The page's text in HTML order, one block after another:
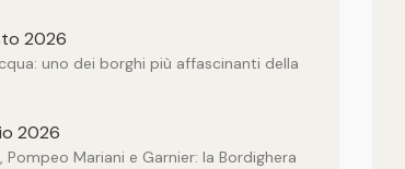
2026
uno dei borghi più affascinanti della
2026
Pompeo Mariani e Garnier: la Bordighera